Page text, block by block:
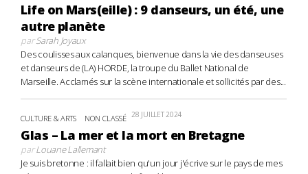
Life on Mars(eille) : 9 danseurs, un été, une
autre planète
parSarah Joyaux
Des coulisses aux calanques, bienvenue dans la vie des danseuses
et danseurs de (LA) HORDE, la troupe du Ballet National de
Marseille. Acclamés sur la scène internationale et sollicités par des...
CULTURE & ARTS NON CLASSÉ 28 JUILLET 2024
Glas – La mer et la mort en Bretagne
parLouane Lallemant
Je suis bretonne : il fallait bien qu'un jour j'écrive sur le pays de mes